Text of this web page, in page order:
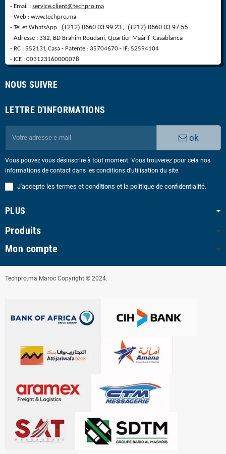
- Email : service.client@techpro.ma
- Web : www.techpro.ma
- Tél et WhatsApp : (+212) 0660 03 99 23 , (+212) 0660 03 97 55
- Adresse : 332, BD Brahim Roudani, Quartier Maârif Casablanca
- RC : 552131 Casa - Patente : 35704670 - IF: 52594104
- ICE : 003123160000078
NOUS SUIVRE
LETTRE D'INFORMATIONS
ok
Vous pouvez vous désinscrire à tout moment. Vous trouverez pour cela nos
informations de contact dans les conditions d'utilisation du site.
J'accepte les termes et conditions et la politique de confidentialité.
PLUS
Produits
Mon compte
Techpro.ma Maroc Copyright © 2024.